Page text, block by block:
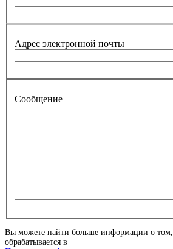
Адрес электронной почты
Сообщение
Вы можете найти больше информации о
обрабатывается в